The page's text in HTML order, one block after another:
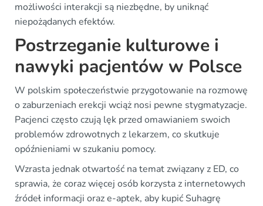
możliwości interakcji są niezbędne, by uniknąć
niepożądanych efektów.
Postrzeganie kulturowe i
nawyki pacjentów w Polsce
W polskim społeczeństwie przygotowanie na rozmowę
o zaburzeniach erekcji wciąż nosi pewne stygmatyzacje.
Pacjenci często czują lęk przed omawianiem swoich
problemów zdrowotnych z lekarzem, co skutkuje
opóźnieniami w szukaniu pomocy.
Wzrasta jednak otwartość na temat związany z ED, co
sprawia, że coraz więcej osób korzysta z internetowych
źródeł informacji oraz e-aptek, aby kupić Suhagrę